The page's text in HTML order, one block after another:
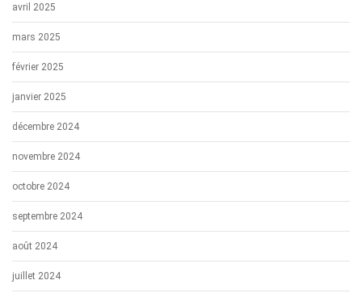
avril 2025
mars 2025
février 2025
janvier 2025
décembre 2024
novembre 2024
octobre 2024
septembre 2024
août 2024
juillet 2024